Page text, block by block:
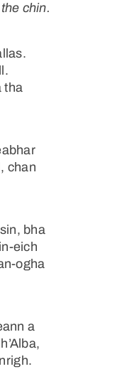
chin.
tha
, chan
bha
eich
ogha
a